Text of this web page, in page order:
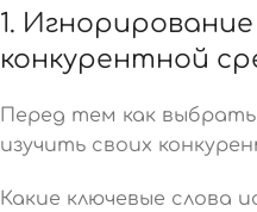
1.
конкурентной
Перед тем как
изучить своих
Какие ключевые слова